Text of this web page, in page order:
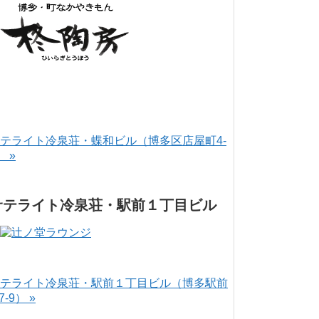
ライト冷泉荘・蝶和ビル（博多区店屋町4-
»
テライト冷泉荘・駅前１丁目ビル
ライト冷泉荘・駅前１丁目ビル（博多駅前
9） »